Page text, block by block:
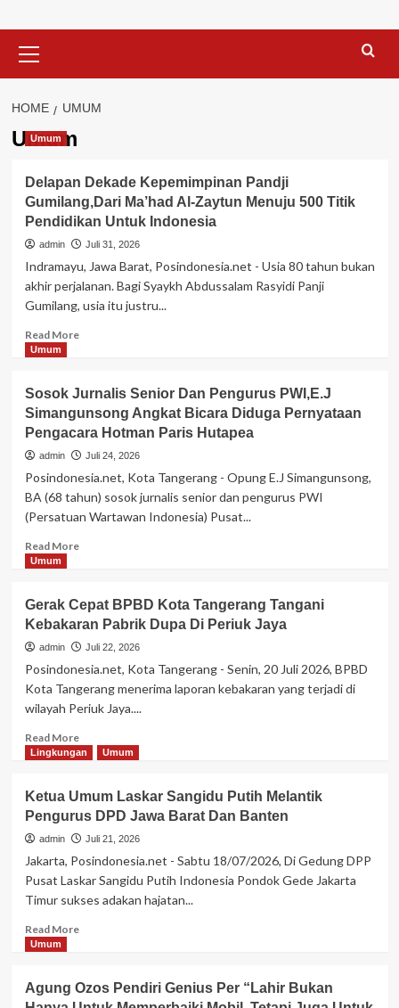
Menu
HOME UMUM
Umum
Umum
Delapan Dekade Kepemimpinan Pandji
Gumilang,Dari Ma’had Al-Zaytun Menuju 500 Titik
Pendidikan Untuk Indonesia
admin Juli 31, 2026
Indramayu, Jawa Barat, Posindonesia.net - Usia 80 tahun bukan
akhir perjalanan. Bagi Syaykh Abdussalam Rasyidi Panji
Gumilang, usia itu justru...
Read MoreRead
Dekade
Kepemimpinan
Pandji
Gumilang,Dari
Al-
Zaytun
Menuju
Titik
Indonesia
Umum
Sosok Jurnalis Senior Dan Pengurus PWI,E.J
Simangunsong Angkat Bicara Diduga Pernyataan
Pengacara Hotman Paris Hutapea
admin Juli 24, 2026
Posindonesia.net, Kota Tangerang - Opung E.J Simangunsong,
BA (68 tahun) sosok jurnalis senior dan pengurus PWI
(Persatuan Wartawan Indonesia) Pusat...
Read MoreRead
Jurnalis
Senior
Dan
Simangunsong
Angkat
Diduga
Pernyataan
Hotman
Paris
Hutapea
Umum
Gerak Cepat BPBD Kota Tangerang Tangani
Kebakaran Pabrik Dupa Di Periuk Jaya
admin Juli 22, 2026
Posindonesia.net, Kota Tangerang - Senin, 20 Juli 2026, BPBD
Kota Tangerang menerima laporan kebakaran yang terjadi di
wilayah Periuk Jaya....
Read MoreRead
more
Cepat
BPBD
Kota
Kebakaran
Pabrik
Lingkungan Umum
Ketua Umum Laskar Sangidu Putih Melantik
Pengurus DPD Jawa Barat Dan Banten
admin Juli 21, 2026
Jakarta, Posindonesia.net - Sabtu 18/07/2026, Di Gedung DPP
Pusat Laskar Sangidu Putih Indonesia Pondok Gede Jakarta
Timur sukses adakan hajatan...
Read MoreRead
Umum
Umum
Agung Ozos Pendiri Genius Per “Lahir Bukan